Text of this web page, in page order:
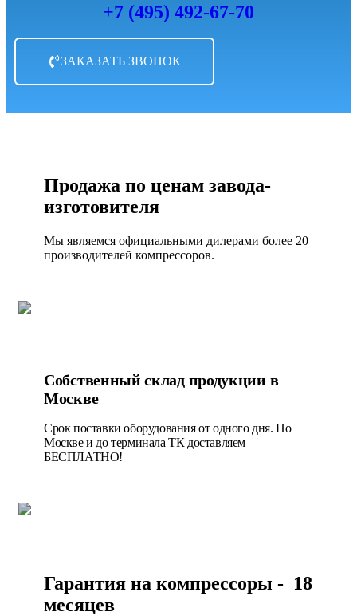
+7 (495) 492-67-70
ЗАКАЗАТЬ ЗВОНОК
Продажа по ценам завода-
изготовителя
Мы являемся официальными дилерами более 20
производителей компрессоров.
Собственный склад продукции в
Москве
Срок поставки оборудования от одного дня. По
Москве и до терминала ТК доставляем
БЕСПЛАТНО!
Гарантия на компрессоры - 18
месяцев